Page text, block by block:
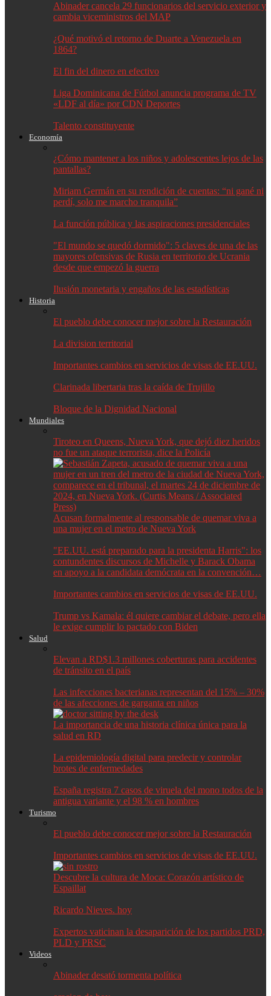
Abinader cancela 29 funcionarios del servicio exterior y
cambia viceministros del MAP
¿Qué motivó el retorno de Duarte a Venezuela en
1864?
El fin del dinero en efectivo
Liga Dominicana de Fútbol anuncia programa de TV
«LDF al día» por CDN Deportes
Talento constituyente
Economía
¿Cómo mantener a los niños y adolescentes lejos de las
pantallas?
Miriam Germán en su rendición de cuentas: “ni gané ni
perdí, solo me marcho tranquila”
La función pública y las aspiraciones presidenciales
"El mundo se quedó dormido": 5 claves de una de las
mayores ofensivas de Rusia en territorio de Ucrania
desde que empezó la guerra
Ilusión monetaria y engaños de las estadísticas
Historia
El pueblo debe conocer mejor sobre la Restauración
La division territorial
Importantes cambios en servicios de visas de EE.UU.
Clarinada libertaria tras la caída de Trujillo
Bloque de la Dignidad Nacional
Mundiales
Tiroteo en Queens, Nueva York, que dejó diez heridos
no fue un ataque terrorista, dice la Policía
Acusan formalmente al responsable de quemar viva a
una mujer en el metro de Nueva York
"EE.UU. está preparado para la presidenta Harris": los
contundentes discursos de Michelle y Barack Obama
en apoyo a la candidata demócrata en la convención…
Importantes cambios en servicios de visas de EE.UU.
Trump vs Kamala: él quiere cambiar el debate, pero ella
le exige cumplir lo pactado con Biden
Salud
Elevan a RD$1.3 millones coberturas para accidentes
de tránsito en el país
Las infecciones bacterianas representan del 15% – 30%
de las afecciones de garganta en niños
La importancia de una historia clínica única para la
salud en RD
La epidemiología digital para predecir y controlar
brotes de enfermedades
España registra 7 casos de viruela del mono todos de la
antigua variante y el 98 % en hombres
Turismo
El pueblo debe conocer mejor sobre la Restauración
Importantes cambios en servicios de visas de EE.UU.
Descubre la cultura de Moca: Corazón artístico de
Espaillat
Ricardo Nieves. hoy
Expertos vaticinan la desaparición de los partidos PRD,
PLD y PRSC
Videos
Abinader desató tormenta política